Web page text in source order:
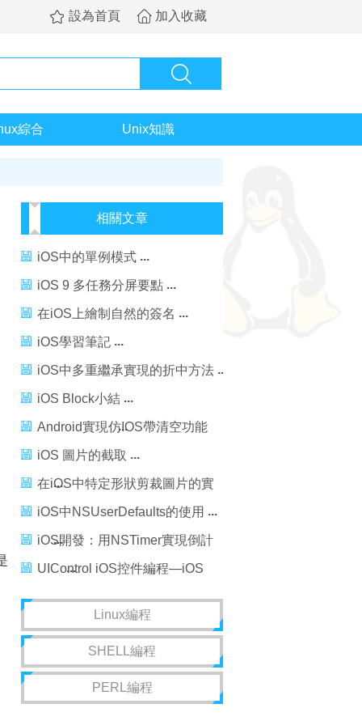
設為首頁 加入收藏
綜合 Unix知識
相關文章
iOS中的單例模式
iOS 9 多任務分屏要點
在iOS上繪制自然的簽名
iOS學習筆記
iOS中多重繼承實現的折中方法
iOS Block小結
Android實現仿IOS帶清空功能
的文本輸入框
iOS 圖片的截取
在iOS中特定形狀剪裁圖片的實
現
iOS中NSUserDefaults的使用
iOS開發：用NSTimer實現倒計
時
UIControl iOS控件編程—iOS
開發
Linux編程
SHELL編程
PERL編程